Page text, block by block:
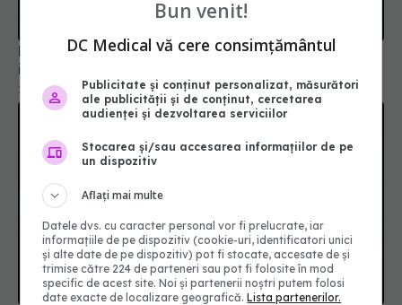
NB.1.8.1, noua variantă COVID care stimulează
infecțiile. Care sunt simptomele
28 mai 2025, 17:14
Bun venit!
DC Medical vă cere consimțământul
Publicitate și conținut personalizat, măsurători
ale publicității și de conținut, cercetarea
audienței și dezvoltarea serviciilor
Stocarea și/sau accesarea informațiilor de pe
un dispozitiv
Aflați mai multe
Datele dvs. cu caracter personal vor fi prelucrate, iar
informațiile de pe dispozitiv (cookie-uri, identificatori unici
și alte date de pe dispozitiv) pot fi stocate, accesate de și
trimise către 224 de parteneri sau pot fi folosite în mod
specific de acest site. Noi și partenerii noștri putem folosi
date exacte de localizare geografică.Lista partenerilor.